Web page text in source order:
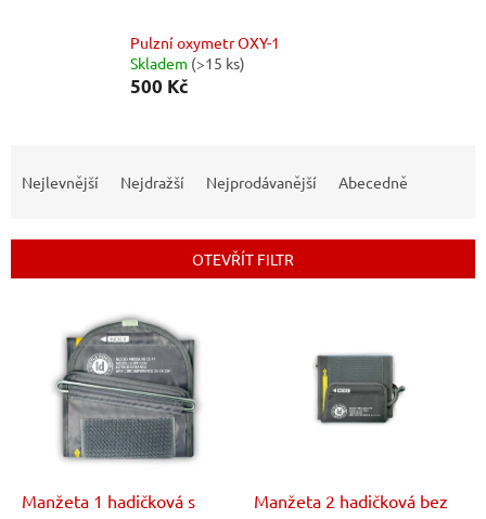
Pulzní oxymetr OXY-1
Skladem (>15 ks)
500 Kč
í
Nejlevnější Nejdražší Nejprodávanější Abecedně
OTEVŘÍT FILTR
Manžeta 1 hadičková s
Manžeta 2 hadičková bez